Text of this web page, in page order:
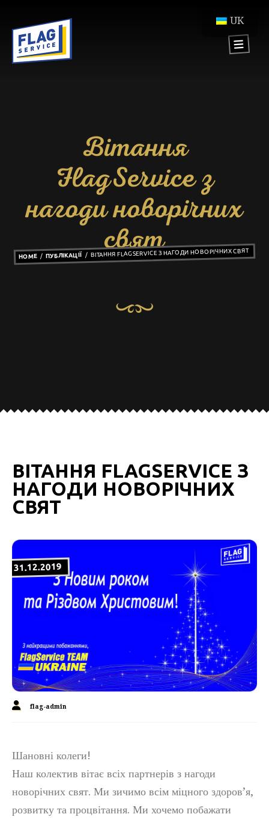
Вітання
FlagService з
нагоди новорічних
свят
HOME ПУБЛІКАЦІЇ ВІТАННЯ FLAGSERVICE З НАГОДИ НОВОРІЧНИХ СВЯТ
ВІТАННЯ FLAGSERVICE З
НАГОДИ НОВОРІЧНИХ
СВЯТ
31.12.2019
flag-admin
Шановні колеги!
Наш колектив вітає всіх партнерів з нагоди
новорічних свят. Ми зичимо всім міцного здоров’я,
розвитку та процвітання. Ми хочемо побажати
UK